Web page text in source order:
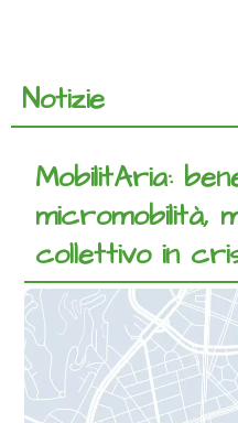
Notizie
MobilitAria:
micromobilità,
collettivo in